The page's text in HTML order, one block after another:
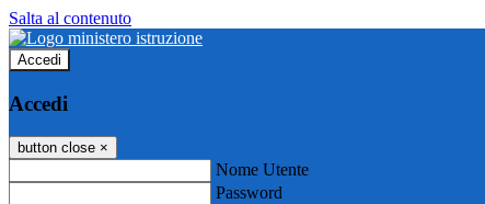
Salta al contenuto
Accedi
Accedi
button close ×
Nome Utente
Password